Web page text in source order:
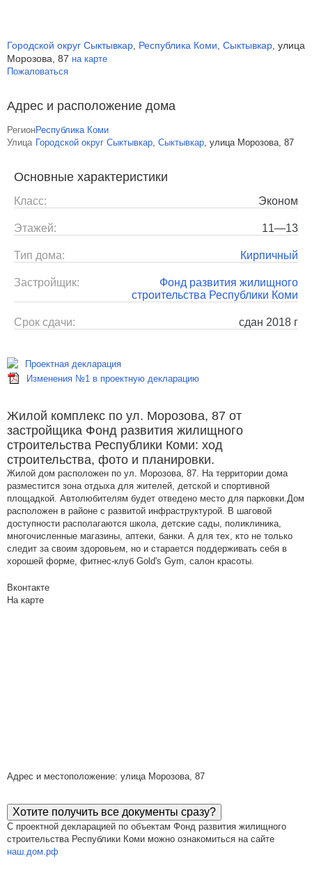
Городской округ Сыктывкар, Республика Коми, Сыктывкар, улица
Морозова, 87 на карте
Пожаловаться
Адрес и расположение дома
РегионРеспублика Коми
Улица Городской округ Сыктывкар, Сыктывкар, улица Морозова, 87
Основные характеристики
Класс: Эконом
Этажей: 11—13
Тип дома: Кирпичный
Застройщик:
Фонд развития жилищного
строительства Республики Коми
Срок сдачи: сдан 2018 г
Проектная декларация
Изменения №1 в проектную декларацию
Жилой комплекс по ул. Морозова, 87 от
застройщика Фонд развития жилищного
строительства Республики Коми: ход
строительства, фото и планировки.
Жилой дом расположен по ул. Морозова, 87. На территории дома
разместится зона отдыха для жителей, детской и спортивной
площадкой. Автолюбителям будет отведено место для парковки.Дом
расположен в районе с развитой инфраструктурой. В шаговой
доступности располагаются школа, детские сады, поликлиника,
многочисленные магазины, аптеки, банки. А для тех, кто не только
следит за своим здоровьем, но и старается поддерживать себя в
хорошей форме, фитнес-клуб Gold's Gym, салон красоты.
Вконтакте
На карте
Адрес и местоположение: улица Морозова, 87
Хотите получить все документы сразу?
С проектной декларацией по объектам Фонд развития жилищного
строительства Республики Коми можно ознакомиться на сайте
наш.дом.рф